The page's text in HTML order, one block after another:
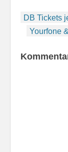
DB Tickets
Yourfone